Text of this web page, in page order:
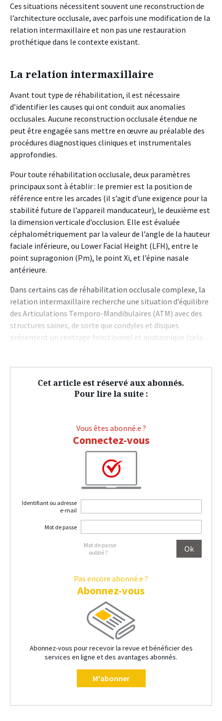
Ces situations nécessitent souvent une reconstruction de
l’architecture occlusale, avec parfois une modification de la
relation intermaxillaire et non pas une restauration
prothétique dans le contexte existant.
La relation intermaxillaire
Avant tout type de réhabilitation, il est nécessaire
d’identifier les causes qui ont conduit aux anomalies
occlusales. Aucune reconstruction occlusale étendue ne
peut être engagée sans mettre en œuvre au préalable des
procédures diagnostiques cliniques et instrumentales
approfondies.
Pour toute réhabilitation occlusale, deux paramètres
principaux sont à établir : le premier est la position de
référence entre les arcades (il s’agit d’une exigence pour la
stabilité future de l’appareil manducateur), le deuxième est
la dimension verticale d’occlusion. Elle est évaluée
céphalométriquement par la valeur de l’angle de la hauteur
faciale inférieure, ou Lower Facial Height (LFH), entre le
point supragonion (Pm), le point Xi, et l’épine nasale
antérieure.
Dans certains cas de réhabilitation occlusale complexe, la
relation intermaxillaire recherche une situation d’équilibre
des Articulations Temporo-Mandibulaires (ATM) avec des
structures saines, de sorte que condyles et disques
présentent un centrage fonctionnel et anatomique (cela…
Cet article est réservé aux abonnés.
Pour lire la suite :
Vous êtes abonné.e ?
Connectez-vous
Identifiant ou adresse
e-mail
Mot de passe
Mot de passe
oublié ?
Pas encore abonné.e ?
Abonnez-vous
Abonnez-vous pour recevoir la revue et bénéficier des
services en ligne et des avantages abonnés.
M'abonner